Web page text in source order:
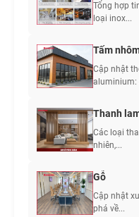
Tổng hợp
loại inox...
Tấm
Cập nhật
aluminium:
Thanh
Các loại
nhiên,...
Gỗ
Cập nhật
phá về...